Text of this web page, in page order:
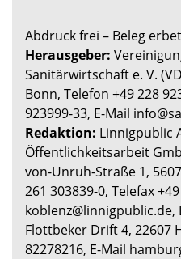
Abdruck frei – Beleg
Herausgeber:
Sanitärwirtschaft e. V.
Bonn, Telefon +49 228
923999-33, E-Mail
Redaktion: Linnigpublic
Öffentlichkeitsarbeit
von-Unruh-Straße 1,
261 303839-0, Telefax
Flottbeker Drift 4, 22607
82278216, E-Mail